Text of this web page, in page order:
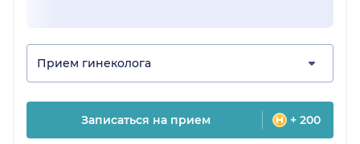
Прием гинеколога
Записаться на прием + 200